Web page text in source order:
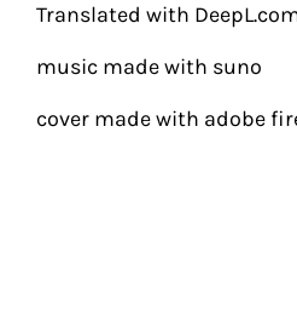
Translated with
music made with suno
cover made with adobe